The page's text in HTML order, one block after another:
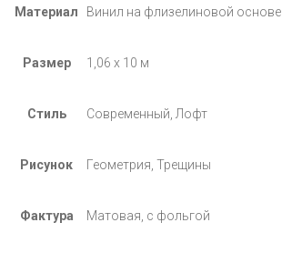
Материал Винил на флизелиновой основе
Размер 1,06 х 10 м
Стиль Современный, Лофт
Рисунок Геометрия, Трещины
Фактура Матовая, с фольгой